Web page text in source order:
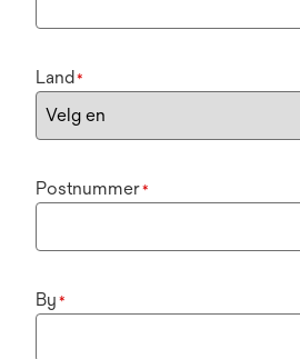
Land*
Postnummer*
By *